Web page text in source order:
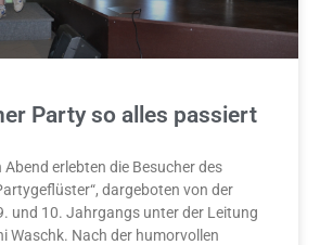
Party so alles passiert
Abend erlebten die Besucher des
dargeboten von der
und 10. Jahrgangs unter der Leitung
Waschk. Nach der humorvollen